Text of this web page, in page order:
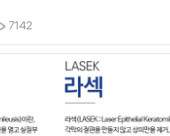
7142